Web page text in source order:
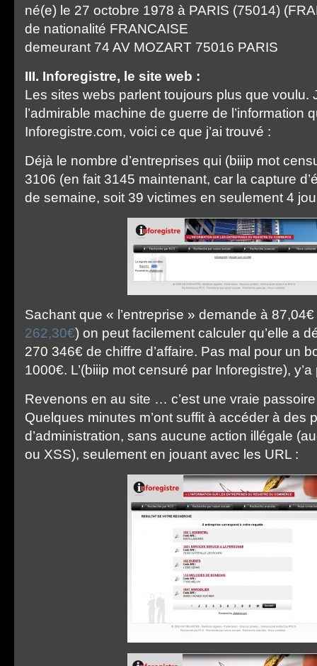
né(e) le 27 octobre 1978 à PARIS (75014)
de nationalité FRANCAISE
demeurant 74 AV MOZART 75016 PARIS
III. Inforegistre, le site web :
Les sites webs parlent toujours plus que voulu.
l’admirable machine de guerre de l’information
Inforegistre.com, voici ce que j’ai trouvé :
Déjà le nombre d’entreprises qui (biiip mot
3106 (en fait 3145 maintenant, car la capture
de semaine, soit 39 victimes en seulement 4
Sachant que « l’entreprise » demande à
262,30€) on peut facilement calculer qu’elle a
270 346€ de chiffre d’affaire. Pas mal pour un
1000€. L’(biiip mot censuré par Inforegistre),
Revenons en au site … c’est une vraie
Quelques minutes m’ont suffit à accéder à des
d’administration, sans aucune action illégale
ou XSS), seulement en jouant avec les URL :